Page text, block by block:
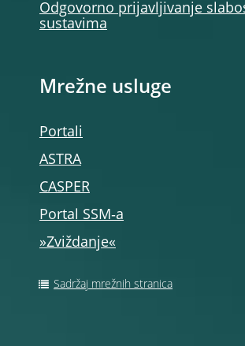
Odgovorno prijavljivanje
sustavima
Mrežne usluge
Portali
ASTRA
CASPER
Portal SSM‑a
»Zviždanje«
Sadržaj mrežnih stranica